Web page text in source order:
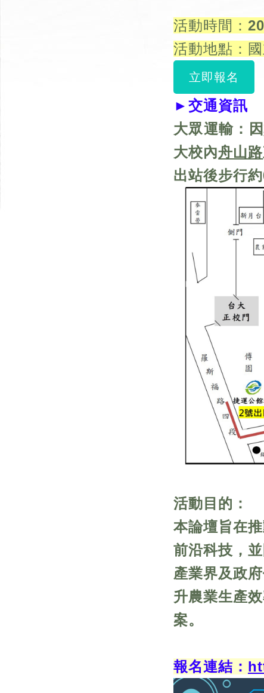
活動時間：
活動地點：
立即報名
►交通資訊
大眾運輸： 因
大校內舟山路
出站後步行
活動目的：
本論壇旨在
前沿科技，
產業界及政
升農業生產
案。
報名連結：